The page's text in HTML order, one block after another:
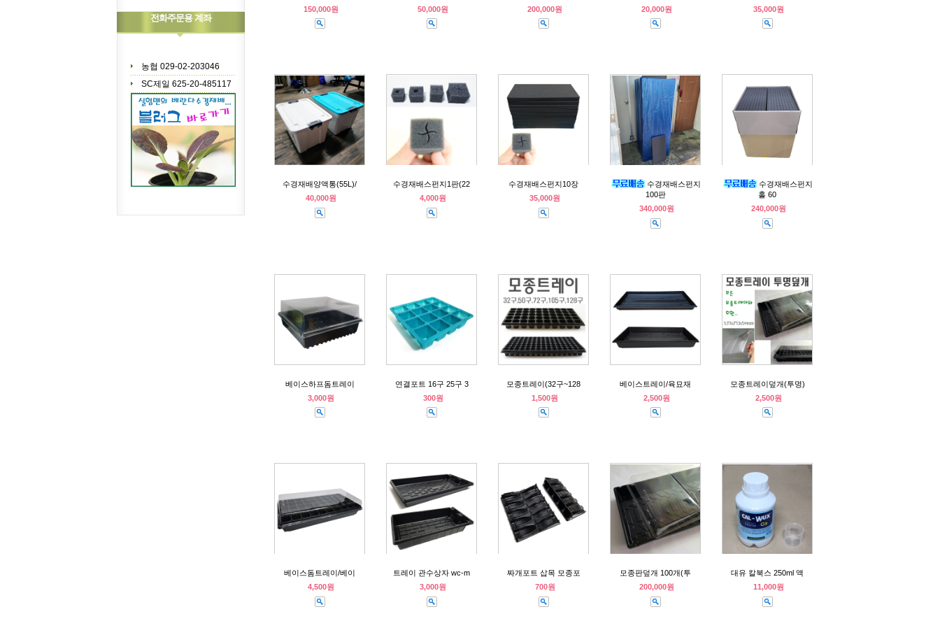
전화주문용 계좌
농협 029-02-203046
SC제일 625-20-485117
150,000원
50,000원
200,000원
20,000원
35,000원
수경재배양액통(55L)/
40,000원
수경재배스펀지1판(22
4,000원
수경재배스펀지10장
35,000원
수경재배스펀지
100판
340,000원
수경재배스펀지
홀 60
240,000원
베이스하프돔트레이
3,000원
연결포트 16구 25구 3
300원
모종트레이(32구~128
1,500원
베이스트레이/육묘재
2,500원
모종트레이덮개(투명)
2,500원
베이스돔트레이/베이
4,500원
트레이 관수상자 wc-m
3,000원
짜개포트 삽목 모종포
700원
모종판덮개 100개(투
200,000원
대유 칼북스 250ml 액
11,000원